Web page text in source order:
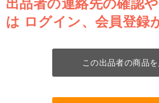
出品者の連絡先の確認
は ログイン、会員登録
この出品者の商品を